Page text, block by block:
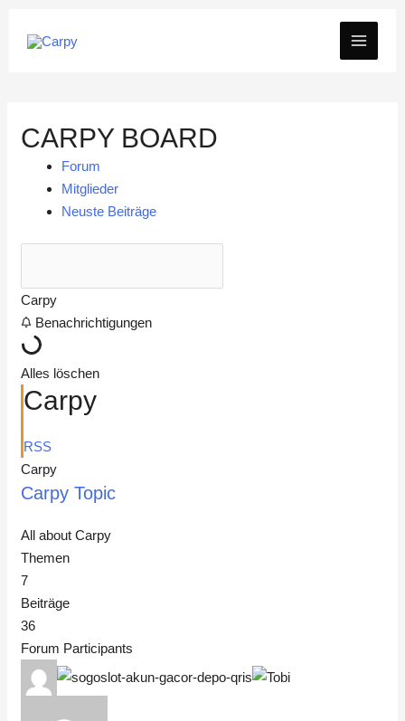
Inhalt
MAIN
CARPY BOARD
Forum
Mitglieder
Neuste Beiträge
Carpy
Benachrichtigungen
Alles löschen
Carpy
RSS
Carpy
Carpy Topic
All about Carpy
Themen
7
Beiträge
36
Forum Participants